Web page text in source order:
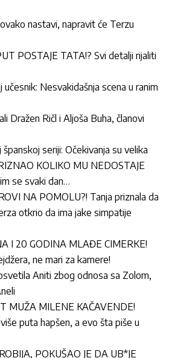
nastavi, napravit će Terzu
POSTAJE TATA!? Svi detalji rijaliti
Nesvakidašnja scena u ranim
Dražen Ričl i Aljoša Buha, članovi
seriji: Očekivanja su velika
KOLIKO MU NEDOSTAJE
se svaki dan…
NA POMOLU?! Tanja priznala da
otkrio da ima jake simpatije
I 20 GODINA MLAĐE CIMERKE!
ne mari za kamere!
Aniti zbog odnosa sa Zolom,
MUŽA MILENE KAČAVENDE!
puta hapšen, a evo šta piše u
POKUŠAO JE DA UB*JE